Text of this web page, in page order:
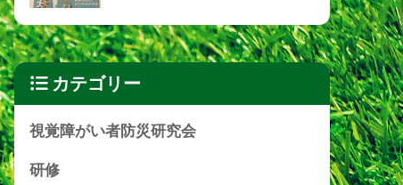
カテゴリー
視覚障がい者防災研究会
研修